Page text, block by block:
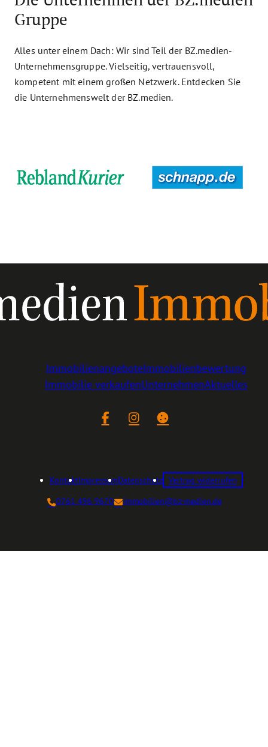
Gruppe
Alles unter einem Dach: Wir sind Teil der BZ.medien-
Unternehmensgruppe. Vielseitig, vertrauensvoll,
kompetent mit einem großen Netzwerk. Entdecken Sie
die Unternehmenswelt der BZ.medien.
ImmobilienangeboteImmobilienbewertung
Immobilie verkaufenUnternehmenAktuelles
FacebookInstagramCookie-Einstellungen
KontaktImpressumDatenschutz Vertrag widerrufen
0761 496 9670
immobilien@bz-medien.de